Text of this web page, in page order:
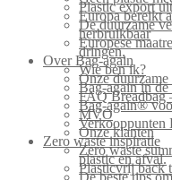
Plastic export
Europa bereikt
De duurzame
herbruikbaar
Europese
dringen.
Over Bag-again
Wie ben ik?
Onze duurzame
Bag-again in de
FAQ Breadbag
Bag-again®
MVO
Verkooppunten
Onze klanten
Zero waste inspiratie
Zero waste
plastic en afval.
Plasticvrij back
De beste tips